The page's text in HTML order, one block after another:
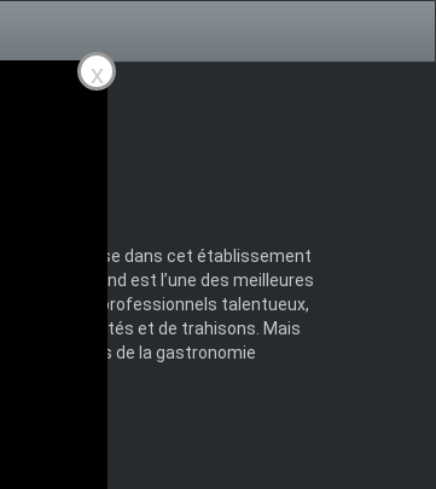
x
sont de mise dans cet établissement
Auguste Armand est l’une des meilleures
équipe de professionnels talentueux,
de rivalités et de trahisons. Mais
chefs étoilés de la gastronomie